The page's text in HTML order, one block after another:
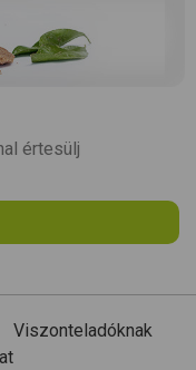
értesülj
Viszonteladóknak